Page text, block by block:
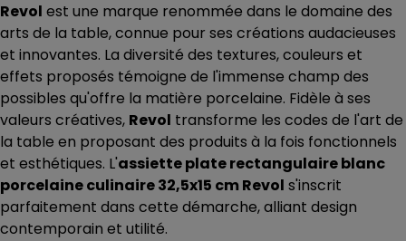
Revol est une marque renommée dans le domaine des
arts de la table, connue pour ses créations audacieuses
et innovantes. La diversité des textures, couleurs et
effets proposés témoigne de l'immense champ des
possibles qu'offre la matière porcelaine. Fidèle à ses
valeurs créatives, Revol transforme les codes de l'art de
la table en proposant des produits à la fois fonctionnels
et esthétiques. L'assiette plate rectangulaire blanc
porcelaine culinaire 32,5x15 cm Revol s'inscrit
parfaitement dans cette démarche, alliant design
contemporain et utilité.